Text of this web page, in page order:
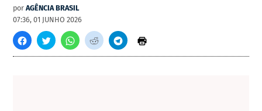
por AGÊNCIA BRASIL
07:36, 01 JUNHO 2026